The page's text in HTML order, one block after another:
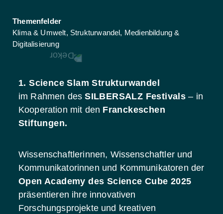
Themenfelder
Klima & Umwelt, Strukturwandel, Medienbildung &
Digitalisierung
1. Science Slam Strukturwandel
im Rahmen desSILBERSALZ Festivals – in
Kooperation mit den Franckeschen
Stiftungen.
Wissenschaftlerinnen, Wissenschaftler und
Kommunikatorinnen und Kommunikatoren der
Open Academy des Science Cube 2025
präsentieren ihre innovativen
Forschungsprojekte und kreativen